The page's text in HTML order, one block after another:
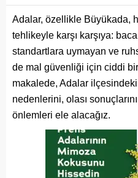
Adalar, özellikle Büyükada,
tehlikeyle karşı karşıya:
standartlara uymayan ve
de mal güvenliği için ciddi
makalede, Adalar ilçesindeki
nedenlerini, olası
önlemleri ele alacağız.